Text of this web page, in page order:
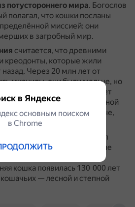
потустороннего мира. Богослов
полагал, что кошки посланы
миссией: они
в загробный мир.
считается, что древними
креодонты, которые жили
Через 20 млн лет от
миациды, они были мельче, но
Около 40 млн лет
на 2 группы: от одной
от другой — виверровые,
кошек.
древним предком котов был
2 ветви: саблезубые
кошачьи.
кошка появилась 130 000 лет
— лесной и степной
в Яндексе
основным поиском
в Сhrome